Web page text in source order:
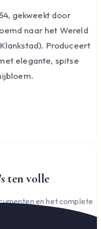
gekweekt door
naar het Wereld
Produceert
elegante, spitse
ten volle
en het complete